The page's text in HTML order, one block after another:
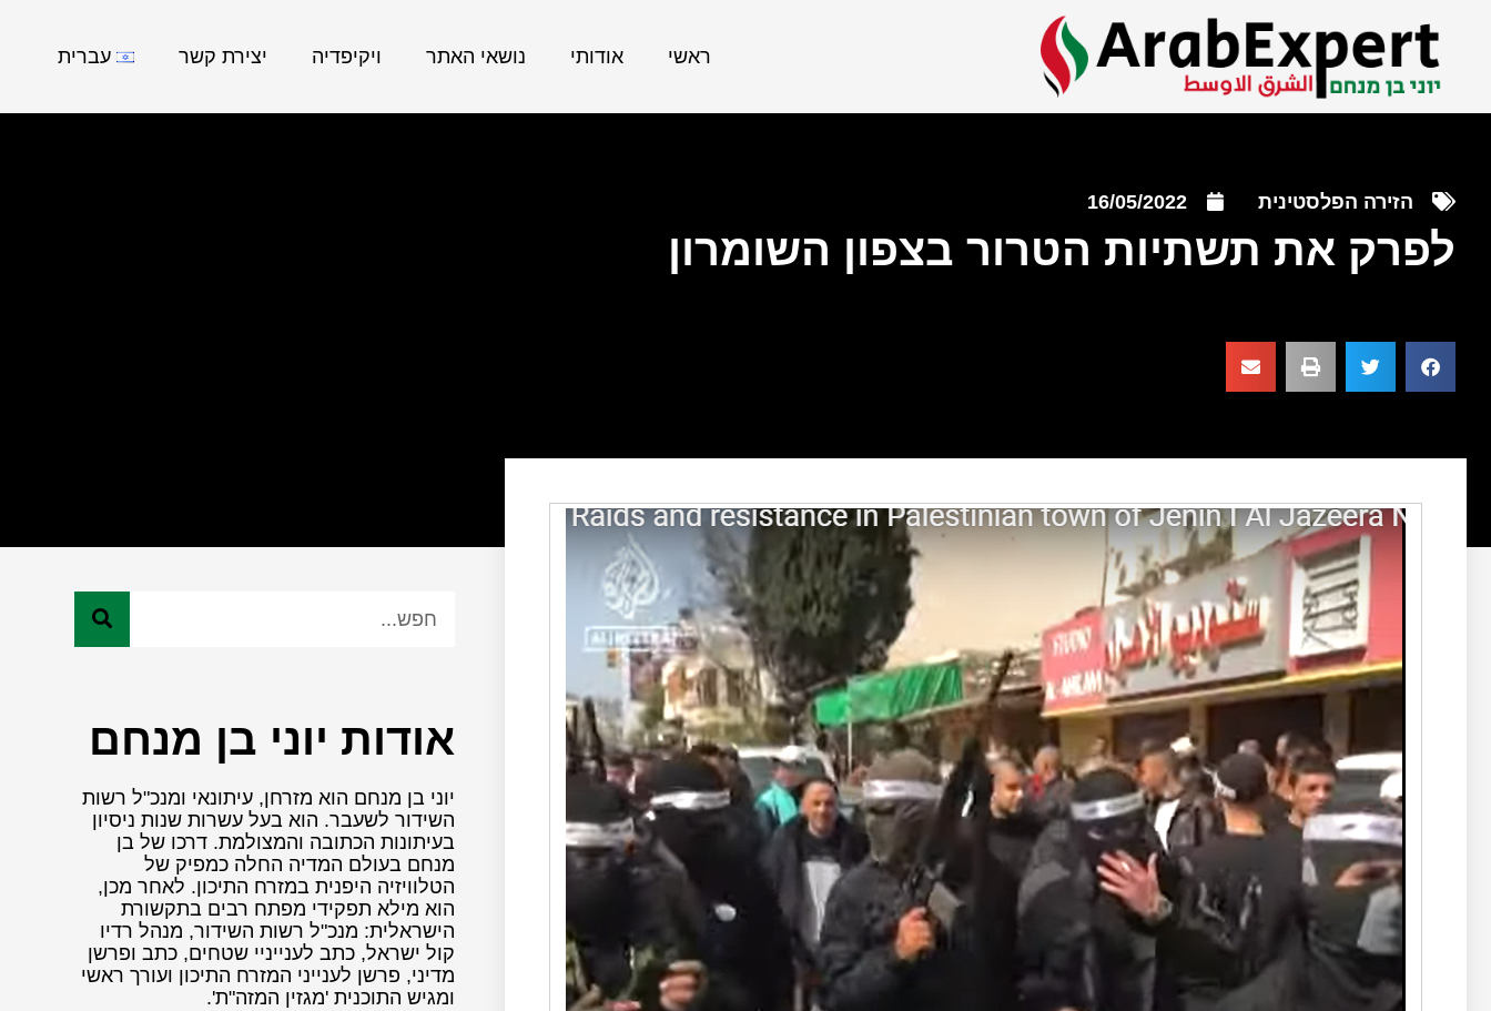
ראשי אודותי נושאי האתר ויקיפדיה יצירת קשר עברית
הזירה הפלסטינית 16/05/2022
לפרק את תשתיות הטרור בצפון השומרון
אודות יוני בן מנחם
יוני בן מנחם הוא מזרחן, עיתונאי ומנכ"ל רשות
השידור לשעבר. הוא בעל עשרות שנות ניסיון
בעיתונות הכתובה והמצולמת. דרכו של בן
מנחם בעולם המדיה החלה כמפיק של
הטלוויזיה היפנית במזרח התיכון. לאחר מכן,
הוא מילא תפקידי מפתח רבים בתקשורת
הישראלית: מנכ"ל רשות השידור, מנהל רדיו
קול ישראל, כתב לענייניי שטחים, כתב ופרשן
מדיני, פרשן לענייני המזרח התיכון ועורך ראשי
ומגיש התוכנית 'מגזין המזה"ת'.